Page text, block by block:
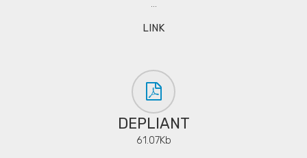
...
LINK
DEPLIANT
61.07Kb